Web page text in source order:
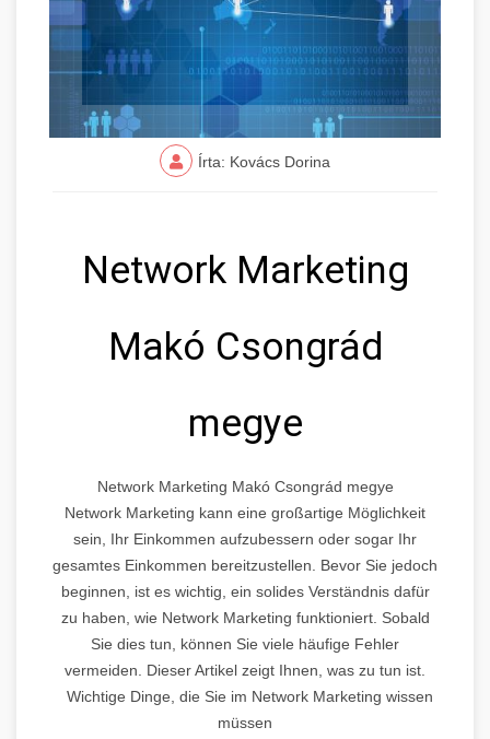
Írta: Kovács Dorina
Network Marketing
Makó Csongrád
megye
Network Marketing Makó Csongrád megye
Network Marketing kann eine großartige Möglichkeit
sein, Ihr Einkommen aufzubessern oder sogar Ihr
gesamtes Einkommen bereitzustellen. Bevor Sie jedoch
beginnen, ist es wichtig, ein solides Verständnis dafür
zu haben, wie Network Marketing funktioniert. Sobald
Sie dies tun, können Sie viele häufige Fehler
vermeiden. Dieser Artikel zeigt Ihnen, was zu tun ist.
Wichtige Dinge, die Sie im Network Marketing wissen
müssen